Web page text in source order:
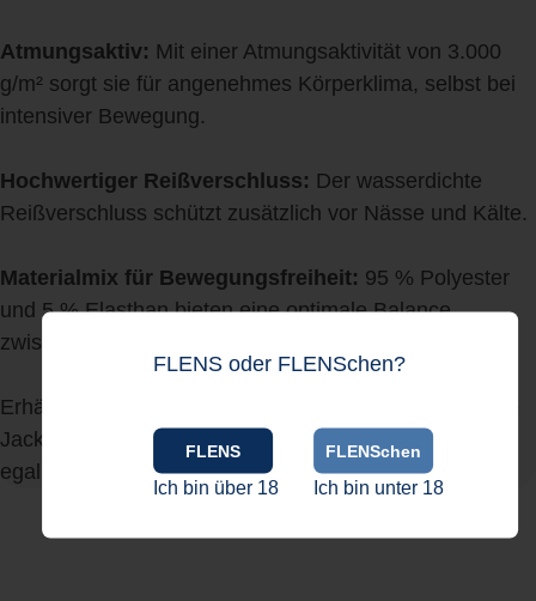
FLENS oder FLENSchen?
FLENS
Ich bin über 18
FLENSchen
Ich bin unter 18
Atmungsaktiv: Mit einer Atmungsaktivität von 3.000
g/m² sorgt sie für angenehmes Körperklima, selbst bei
intensiver Bewegung.
Hochwertiger Reißverschluss: Der wasserdichte
Reißverschluss schützt zusätzlich vor Nässe und Kälte.
Materialmix für Bewegungsfreiheit: 95 % Polyester
und 5 % Elasthan bieten eine optimale Balance
zwischen Robustheit und Flexibilität.
Erhältlich in Varianten für Damen und Herren, ist diese
Jacke der perfekte Begleiter für Outdoor-Aktivitäten,
egal bei welchem Wetter!